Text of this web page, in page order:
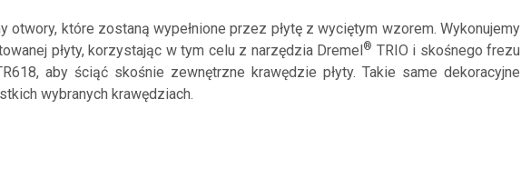
otwory, które zostaną wypełnione przez płytę z wyciętym wzorem. Wykonujemy
płyty, korzystając w tym celu z narzędzia Dremel® TRIO i skośnego frezu
aby ściąć skośnie zewnętrzne krawędzie płyty. Takie same dekoracyjne
wybranych krawędziach.